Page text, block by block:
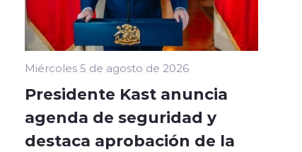
Miércoles 5 de agosto de 2026
Presidente Kast anuncia
agenda de seguridad y
destaca aprobación de la